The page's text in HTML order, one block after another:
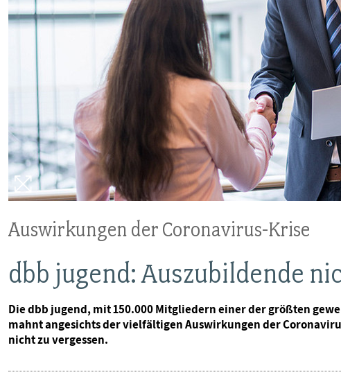
Auswirkungen der Coronavirus-Krise
dbb jugend: Auszubildende
Die dbb jugend, mit 150.000 Mitgliedern einer der größten
mahnt angesichts der vielfältigen Auswirkungen der
nicht zu vergessen.